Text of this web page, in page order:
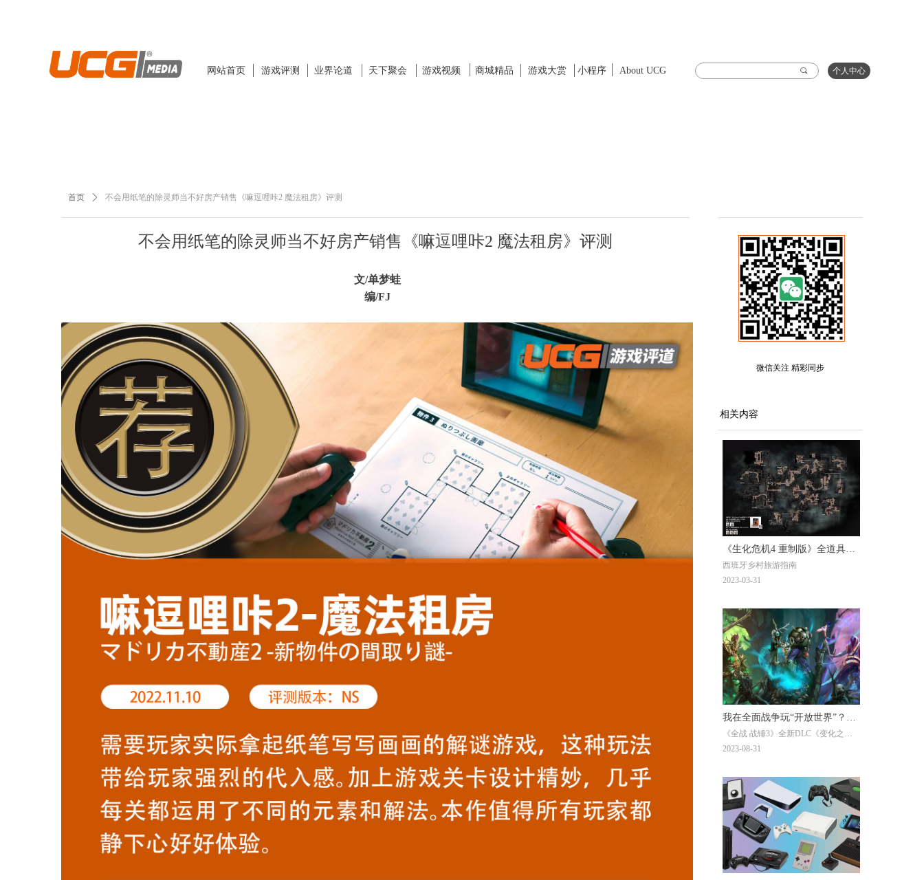
끠
网站首页 商城精品 游戏大赏
业界论道
游戏评测 天下聚会 游戏视频 小程序 About UCG 个人中心
首页 ꄲ 不会用纸笔的除灵师当不好房产销售《嘛逗哩咔2 魔法租房》评测
文/单梦蛙
编/FJ
微信关注 精彩同步
相关内容
《生化危机4 重制版》全道具地
图
西班牙乡村旅游指南
2023-03-31
我在全面战争玩“开放世界”？
《全战 战锤3》DLC《变化之
《全战 战锤3》全新DLC《变化之
影》即将正式推出，我们也有幸受
它此次又给我们带来了哪些惊喜呢？
2023-08-31
不会用纸笔的除灵师当不好房产销售《嘛逗哩咔2 魔法租房》评测